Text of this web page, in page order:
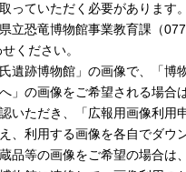
っていただく必要があります
立恐竜博物館事業教育課（
ください。
遺跡博物館」の画像で、「博
」の画像をご希望される場合
いただき、「広報用画像利用
、利用する画像を各自でダウ
品等の画像をご希望の場合は